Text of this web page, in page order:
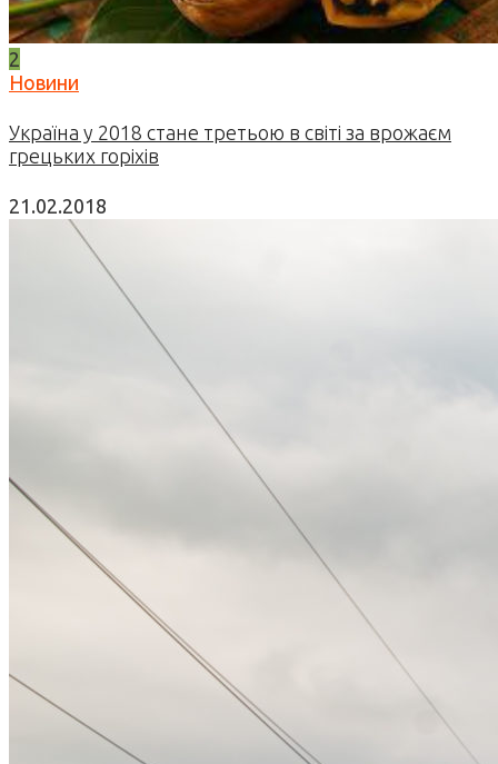
2
Новини
Україна у 2018 стане третьою в світі за врожаєм
грецьких горіхів
21.02.2018